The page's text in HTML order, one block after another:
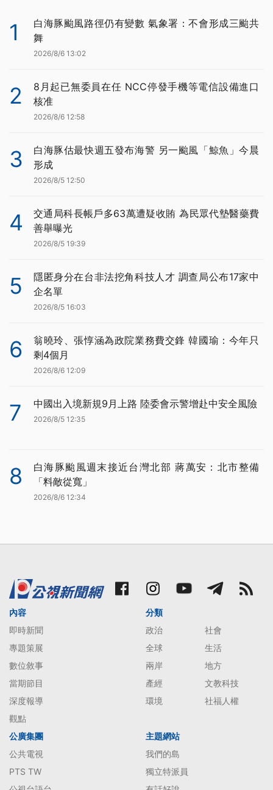
1
白海豚颱風路徑仍有變數 氣象署：不會形成三颱共
舞
2026/8/6 13:02
2
8月起已無委員在任 NCC停發手機等電信設備進口
核准
2026/8/6 12:58
3
白海豚估最快週五發布海警 另一颱風「鯨魚」今晨
形成
2026/8/5 12:50
4
交通局科長帳戶多63萬遭疑收賄 為民眾代墊醫藥費
善舉曝光
2026/8/5 19:39
5
隱匿身分在台非法挖角科技人才 調查局公布17家中
企名單
2026/8/5 16:03
6
翁曉玲、張惇涵為政院業務費交鋒 韓國瑜：今年只
剩4個月
2026/8/6 12:09
7 中國出入境新規9月上路 陸委會示警增赴中安全風險
2026/8/5 12:35
8
白海豚颱風週末接近台灣北部 蔣萬安：北市整備
「料敵從寬」
2026/8/6 12:34
內容
即時新聞
專題策展
數位敘事
當期節目
深度報導
觀點
分類
政治
社會
全球
生活
兩岸
地方
產經
文教科技
環境
社福人權
公廣集團
公共電視
PTS TW
主題網站
我們的島
獨立特派員